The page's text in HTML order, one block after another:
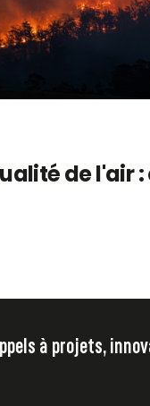
de l'air
à projets,